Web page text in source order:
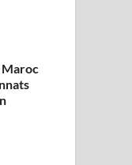
Maroc